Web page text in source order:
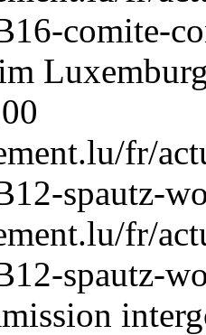
comite-
fr/
spautz-
fr/
spautz-